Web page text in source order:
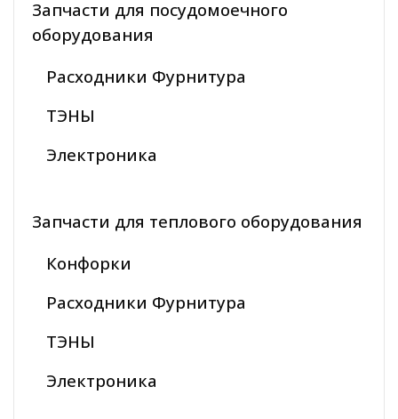
Запчасти для посудомоечного
оборудования
Расходники Фурнитура
ТЭНЫ
Электроника
Запчасти для теплового оборудования
Конфорки
Расходники Фурнитура
ТЭНЫ
Электроника